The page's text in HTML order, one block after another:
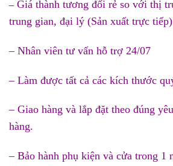
– Giá thành tương đối rẻ so với thị
trung gian, đại lý (Sản xuất trực
– Nhân viên tư vấn hỗ trợ 24/07
– Làm được tất cả các kích thước
– Giao hàng và lắp đặt theo đúng
hàng.
– Bảo hành phụ kiện và cửa trong 1